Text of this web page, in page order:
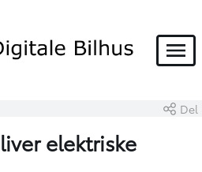
Menu
Del
elektriske